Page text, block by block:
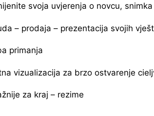
svoja uvjerenja o novcu, snimka
– prodaja – prezentacija svojih
primanja
vizualizacija za brzo ostvarenje
za kraj – rezime